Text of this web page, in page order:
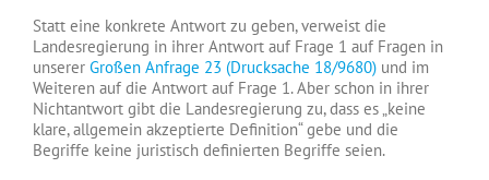
Statt eine konkrete Antwort zu geben, verweist die
Landesregierung in ihrer Antwort auf Frage 1 auf Fragen in
unserer Großen Anfrage 23 (Drucksache 18/9680) und im
Weiteren auf die Antwort auf Frage 1. Aber schon in ihrer
Nichtantwort gibt die Landesregierung zu, dass es „keine
klare, allgemein akzeptierte Definition“ gebe und die
Begriffe keine juristisch definierten Begriffe seien.